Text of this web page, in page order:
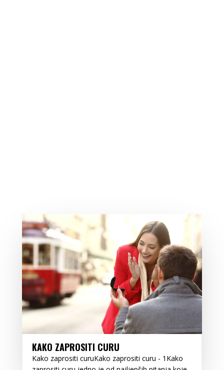
KAKO ZAPROSITI CURU
Kako zaprositi curuKako zaprositi curu - 1Kako